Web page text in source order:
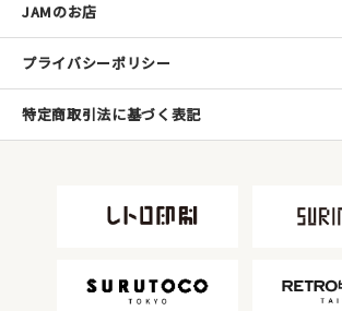
JAMのお店
プライバシーポリシー
特定商取引法に基づく表記